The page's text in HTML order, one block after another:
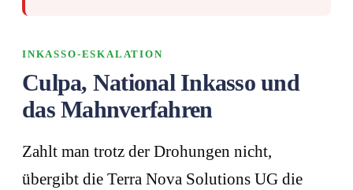
INKASSO-ESKALATION
Culpa, National Inkasso und
das Mahnverfahren
Zahlt man trotz der Drohungen nicht,
übergibt die Terra Nova Solutions UG die